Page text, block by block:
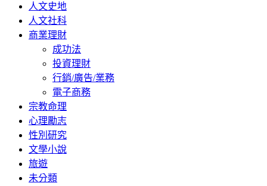
人文史地
人文社科
商業理財
成功法
投資理財
行銷/廣告/業務
電子商務
宗教命理
心理勵志
性別研究
文學小說
旅遊
未分類